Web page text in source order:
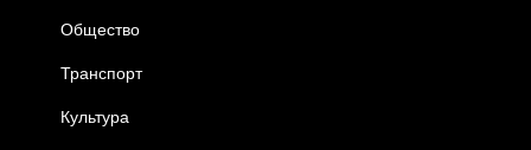
Общество
Транспорт
Культура